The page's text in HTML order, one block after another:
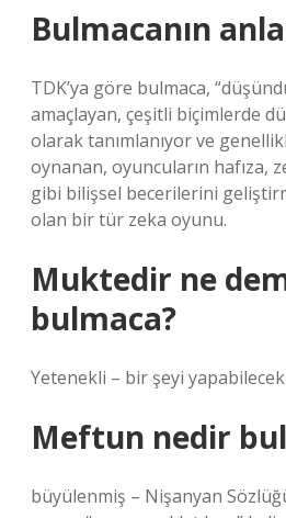
Bulmacanın
TDK’ya göre bulmaca,
amaçlayan, çeşitli biçimlerde
olarak tanımlanıyor ve
oynanan, oyuncuların hafıza,
gibi bilişsel becerilerini
olan bir tür zeka oyunu.
Muktedir ne
bulmaca?
Yetenekli – bir şeyi
Meftun nedir
büyülenmiş – Nişanyan